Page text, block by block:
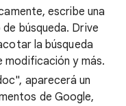
escribe una
búsqueda. Drive
la búsqueda
y más.
aparecerá un
de Google,